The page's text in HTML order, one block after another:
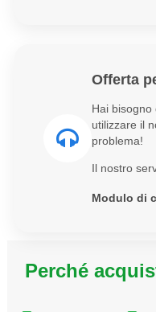
Offerta
Hai
utilizzare il
problema!
Il nostro
Modulo di
Perché